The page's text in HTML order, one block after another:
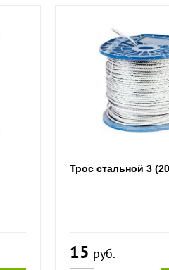
Трос стальной 3
15 руб.